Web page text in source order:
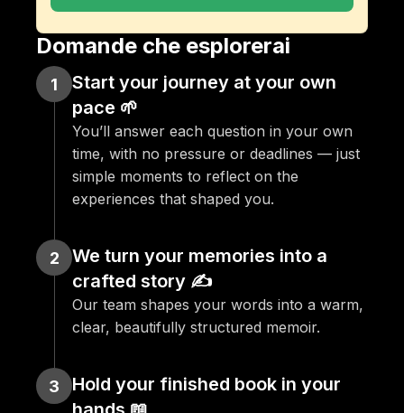
Domande che esplorerai
1
Start your journey at your own
pace 🌱
You’ll answer each question in your own
time, with no pressure or deadlines — just
simple moments to reflect on the
experiences that shaped you.
2
We turn your memories into a
crafted story ✍️
Our team shapes your words into a warm,
clear, beautifully structured memoir.
3
Hold your finished book in your